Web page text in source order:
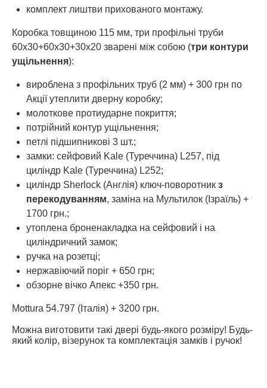
комплект лиштви прихованого монтажу.
Коробка товщиною 115 мм, три профільні труби
60х30+60х30+30х20 зварені між собою (три контури
ущільнення):
вироблена з профільних труб (2 мм) + 300 грн по
Акції утеплити дверну коробку;
молоткове протиударне покриття;
потрійний контур ущільнення;
петлі підшипникові 3 шт.;
замки: сейфовий Kale (Туреччина) L257, під
циліндр Kale (Туреччина) L252;
циліндр Sherlock (Англія) ключ-поворотник з
перекодуванням, заміна на Мультилок (Ізраїль) +
1700 грн.;
утоплена броненакладка на сейфовий і на
циліндричний замок;
ручка на розетці;
нержавіючий поріг + 650 грн;
обзорне вічко Апекс +350 грн.
Mottura 54.797 (Італія) + 3200 грн.
Можна виготовити такі двері будь-якого розміру! Будь-
який колір, візерунок та комплектація замків і ручок!